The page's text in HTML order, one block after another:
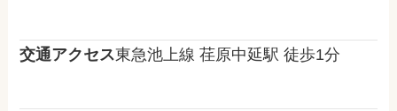
交通アクセス東急池上線 荏原中延駅 徒歩1分